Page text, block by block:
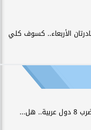
الأربعاء.. كسوف كلي
هل...